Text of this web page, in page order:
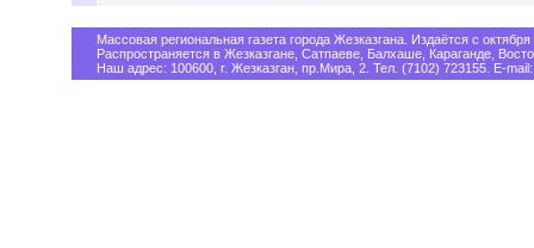
Массовая региональная газета города Жезказгана. Издаётся с октября
Распространяется в Жезказгане, Сатпаеве, Балхаше, Караганде,
Наш адрес: 100600, г. Жезказган, пр.Мира, 2. Тел. (7102) 723155. E-